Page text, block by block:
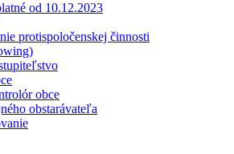
od 10.12.2023
protispoločenskej činnosti
obce
obstarávateľa